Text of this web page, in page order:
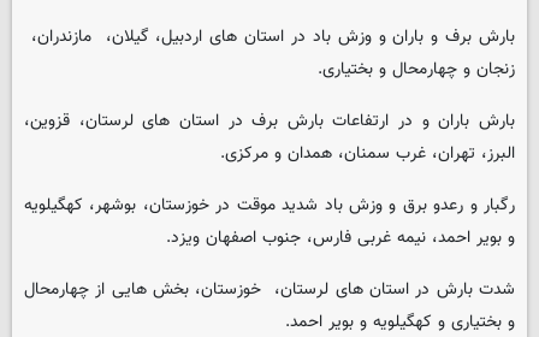
بارش برف و باران و وزش باد در استان های اردبیل، گیلان، ‌ مازندران، ‌
زنجان و چهارمحال و بختیاری.
بارش باران و در ارتفاعات بارش برف در استان های لرستان، قزوین،
البرز، تهران، غرب سمنان، همدان و مرکزی.
رگبار و رعدو برق و وزش باد شدید موقت در خوزستان، بوشهر، کهگیلویه
و بویر احمد، ‌نیمه غربی فارس، جنوب اصفهان ویزد.
شدت بارش در استان های لرستان، ‌ خوزستان، بخش هایی از چهارمحال
و بختیاری و کهگیلویه و بویر احمد.